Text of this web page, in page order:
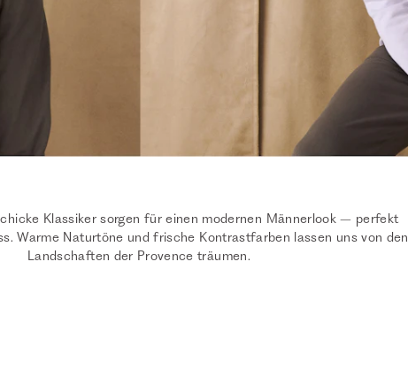
Klassiker sorgen für einen modernen Männerlook – perfekt
Warme Naturtöne und frische Kontrastfarben lassen uns von den
Landschaften der Provence träumen.